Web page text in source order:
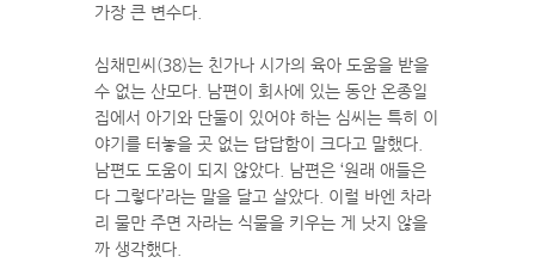
가장 큰 변수다.
심채민씨(38)는 친가나 시가의 육아 도움을 받을
수 없는 산모다. 남편이 회사에 있는 동안 온종일
집에서 아기와 단둘이 있어야 하는 심씨는 특히 이
야기를 터놓을 곳 없는 답답함이 크다고 말했다.
남편도 도움이 되지 않았다. 남편은 ‘원래 애들은
다 그렇다’라는 말을 달고 살았다. 이럴 바엔 차라
리 물만 주면 자라는 식물을 키우는 게 낫지 않을
까 생각했다.